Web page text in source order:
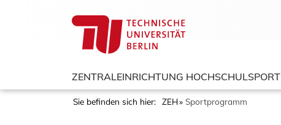
ZENTRALEINRICHTUNG HOCHSCHULSPORT
Sie befinden sich hier: ZEH Sportprogramm